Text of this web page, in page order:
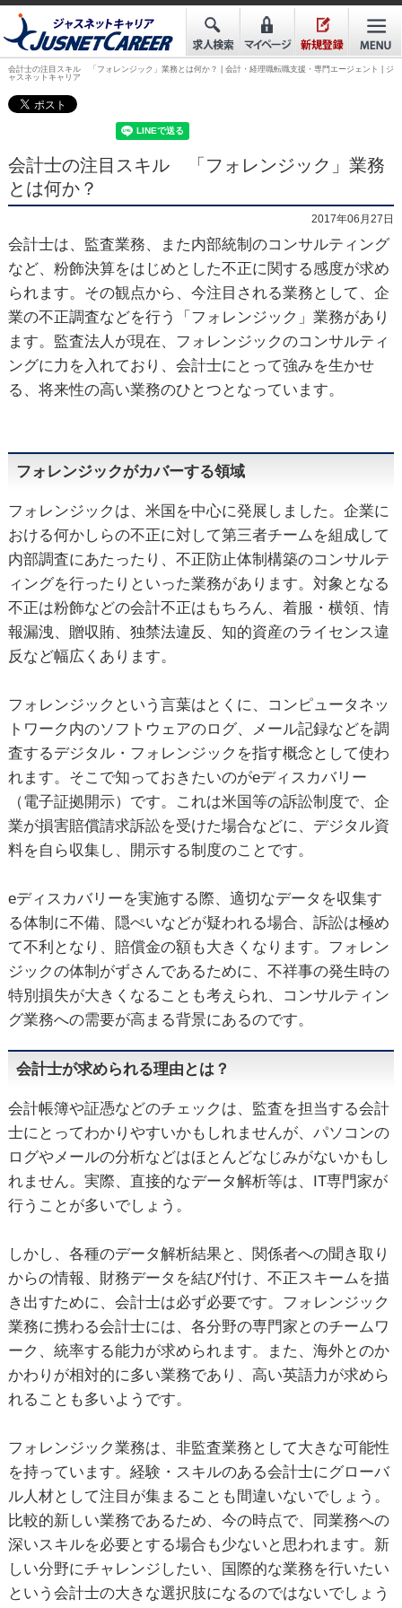
会計士の注目スキル 「フォレンジック」業務とは何か？ | 会計・経理職転職支援・専門エージェント | ジ
ャスネットキャリア
会計士の注目スキル 「フォレンジック」業務
とは何か？
2017年06月27日
会計士は、監査業務、また内部統制のコンサルティング
など、粉飾決算をはじめとした不正に関する感度が求め
られます。その観点から、今注目される業務として、企
業の不正調査などを行う「フォレンジック」業務があり
ます。監査法人が現在、フォレンジックのコンサルティ
ングに力を入れており、会計士にとって強みを生かせ
る、将来性の高い業務のひとつとなっています。
フォレンジックがカバーする領域
フォレンジックは、米国を中心に発展しました。企業に
おける何かしらの不正に対して第三者チームを組成して
内部調査にあたったり、不正防止体制構築のコンサルテ
ィングを行ったりといった業務があります。対象となる
不正は粉飾などの会計不正はもちろん、着服・横領、情
報漏洩、贈収賄、独禁法違反、知的資産のライセンス違
反など幅広くあります。
フォレンジックという言葉はとくに、コンピュータネッ
トワーク内のソフトウェアのログ、メール記録などを調
査するデジタル・フォレンジックを指す概念として使わ
れます。そこで知っておきたいのがeディスカバリー
（電子証拠開示）です。これは米国等の訴訟制度で、企
業が損害賠償請求訴訟を受けた場合などに、デジタル資
料を自ら収集し、開示する制度のことです。
eディスカバリーを実施する際、適切なデータを収集す
る体制に不備、隠ぺいなどが疑われる場合、訴訟は極め
て不利となり、賠償金の額も大きくなります。フォレン
ジックの体制がずさんであるために、不祥事の発生時の
特別損失が大きくなることも考えられ、コンサルティン
グ業務への需要が高まる背景にあるのです。
会計士が求められる理由とは？
会計帳簿や証憑などのチェックは、監査を担当する会計
士にとってわかりやすいかもしれませんが、パソコンの
ログやメールの分析などはほとんどなじみがないかもし
れません。実際、直接的なデータ解析等は、IT専門家が
行うことが多いでしょう。
しかし、各種のデータ解析結果と、関係者への聞き取り
からの情報、財務データを結び付け、不正スキームを描
き出すために、会計士は必ず必要です。フォレンジック
業務に携わる会計士には、各分野の専門家とのチームワ
ーク、統率する能力が求められます。また、海外とのか
かわりが相対的に多い業務であり、高い英語力が求めら
れることも多いようです。
フォレンジック業務は、非監査業務として大きな可能性
を持っています。経験・スキルのある会計士にグローバ
ル人材として注目が集まることも間違いないでしょう。
比較的新しい業務であるため、今の時点で、同業務への
深いスキルを必要とする場合も少ないと思われます。新
しい分野にチャレンジしたい、国際的な業務を行いたい
という会計士の大きな選択肢になるのではないでしょう